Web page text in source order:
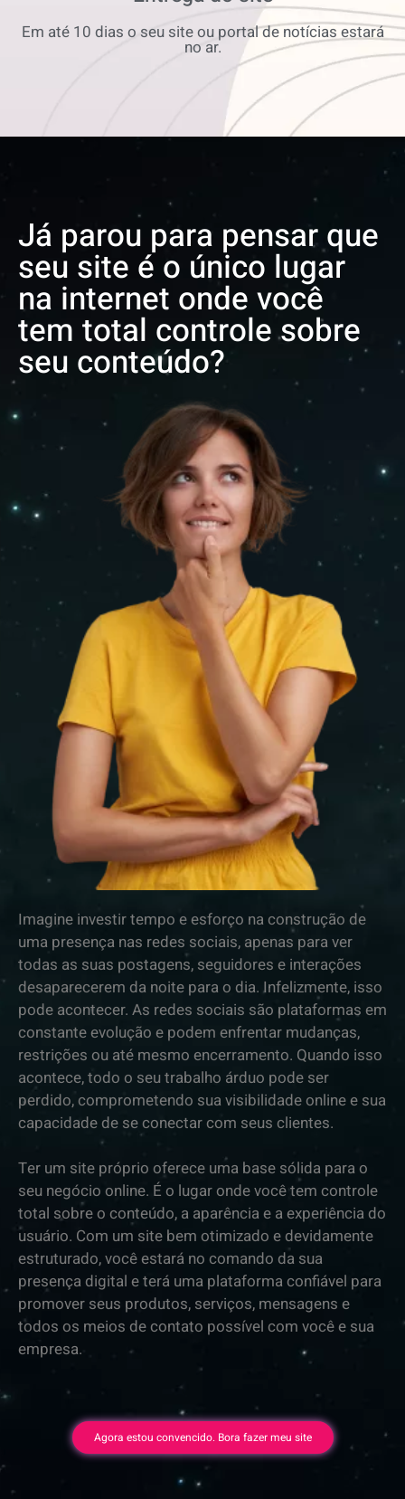
Em até 10 dias o seu site ou portal de notícias estará
no ar.
Já parou para pensar que
seu site é o único lugar
na internet onde você
tem total controle sobre
seu conteúdo?
Imagine investir tempo e esforço na construção de
uma presença nas redes sociais, apenas para ver
todas as suas postagens, seguidores e interações
desaparecerem da noite para o dia. Infelizmente, isso
pode acontecer. As redes sociais são plataformas em
constante evolução e podem enfrentar mudanças,
restrições ou até mesmo encerramento. Quando isso
acontece, todo o seu trabalho árduo pode ser
perdido, comprometendo sua visibilidade online e sua
capacidade de se conectar com seus clientes.
Ter um site próprio oferece uma base sólida para o
seu negócio online. É o lugar onde você tem controle
total sobre o conteúdo, a aparência e a experiência do
usuário. Com um site bem otimizado e devidamente
estruturado, você estará no comando da sua
presença digital e terá uma plataforma confiável para
promover seus produtos, serviços, mensagens e
todos os meios de contato possível com você e sua
empresa.
Agora estou convencido. Bora fazer meu site